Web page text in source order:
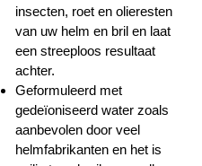
insecten, roet en olieresten
van uw helm en bril en laat
een streeploos resultaat
achter.
Geformuleerd met
gedeïoniseerd water zoals
aanbevolen door veel
helmfabrikanten en het is